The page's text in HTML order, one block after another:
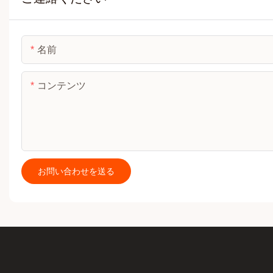
名前
コンテンツ
お問い合わせを送る